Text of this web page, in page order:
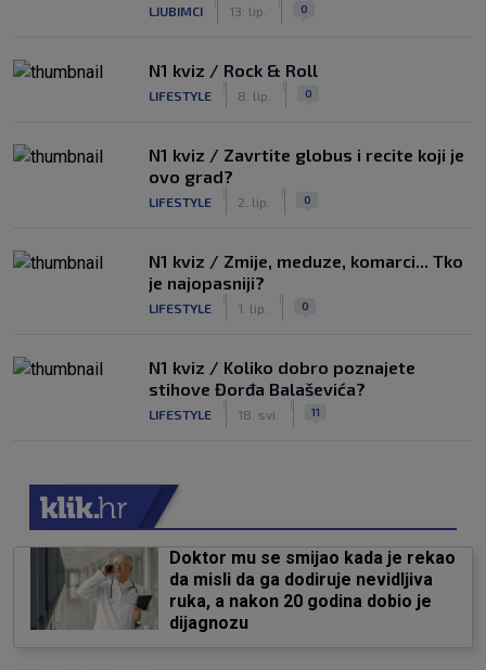
LJUBIMCI 13. lip. 0
N1 kviz / Rock & Roll
LIFESTYLE 8. lip. 0
N1 kviz / Zavrtite globus i recite koji je
ovo grad?
LIFESTYLE 2. lip. 0
N1 kviz / Zmije, meduze, komarci... Tko
je najopasniji?
LIFESTYLE 1. lip. 0
N1 kviz / Koliko dobro poznajete
stihove Đorđa Balaševića?
LIFESTYLE 18. svi. 11
Doktor mu se smijao kada je rekao
da misli da ga dodiruje nevidljiva
ruka, a nakon 20 godina dobio je
dijagnozu